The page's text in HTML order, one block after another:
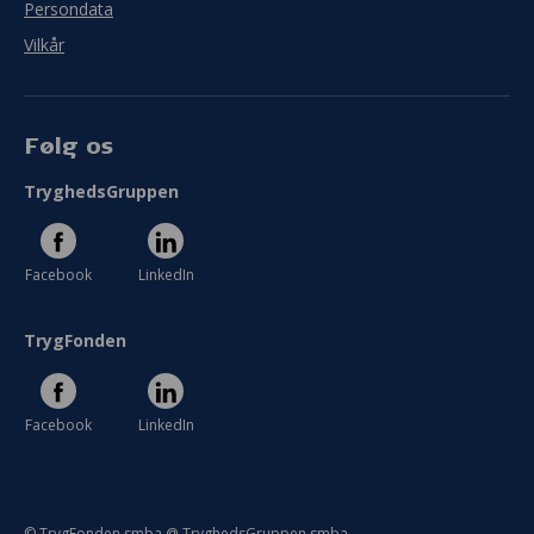
Persondata
Vilkår
Følg os
TryghedsGruppen
Facebook LinkedIn
TrygFonden
Facebook LinkedIn